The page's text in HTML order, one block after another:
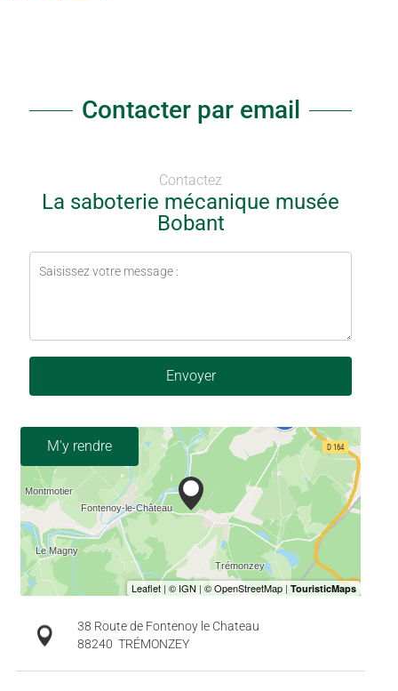
Contacter par email
Contactez
La saboterie mécanique musée
Bobant
Envoyer
M'y rendre
38 Route de Fontenoy le Chateau
88240 TRÉMONZEY